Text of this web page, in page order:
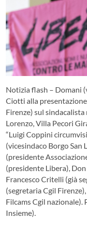
Notizia flash – Domani
Ciotti alla
Firenze) sul
Lorenzo, Villa Pecori
“Luigi Coppini
(vicesindaco Borgo San
(presidente
(presidente Libera),
Francesco Critelli (già
(segretaria Cgil
Filcams Cgil nazionale).
Insieme).